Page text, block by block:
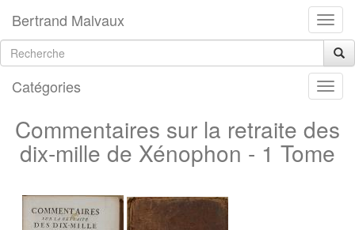
Bertrand Malvaux
Catégories
Commentaires sur la retraite des
dix-mille de Xénophon - 1 Tome